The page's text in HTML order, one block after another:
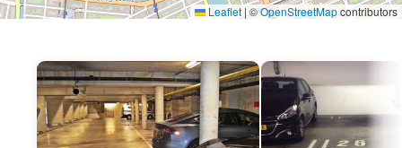
P
P
P
PP
P
P
P
P
P
Leaflet |©OpenStreetMapcontributors